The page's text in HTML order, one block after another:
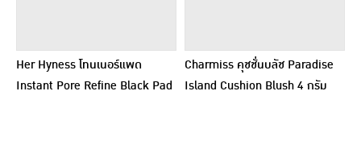
Her Hyness โทนเนอร์แพด
Instant Pore Refine Black Pad
Charmiss คุชชั่นบลัช Paradise
Island Cushion Blush 4 กรัม